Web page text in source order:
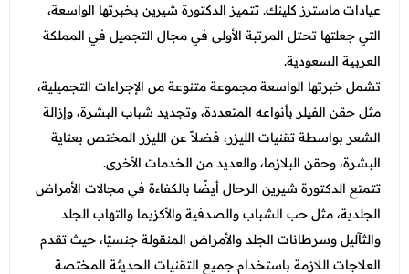
عيادات ماسترز كلينك. تتميز الدكتورة شيرين بخبرتها الواسعة،
التي جعلتها تحتل المرتبة الأولى في مجال التجميل في المملكة
العربية السعودية.
تشمل خبرتها الواسعة مجموعة متنوعة من الإجراءات التجميلية،
مثل حقن الفيلر بأنواعه المتعددة، وتجديد شباب البشرة، وإزالة
الشعر بواسطة تقنيات الليزر، فضلاً عن الليزر المختص بعناية
البشرة، وحقن البلازما، والعديد من الخدمات الأخرى.
تتمتع الدكتورة شيرين الرحال أيضًا بالكفاءة في مجالات الأمراض
الجلدية، مثل حب الشباب والصدفية والأكزيما والتهاب الجلد
والثآليل وسرطانات الجلد والأمراض المنقولة جنسيًا، حيث تقدم
العلاجات اللازمة باستخدام جميع التقنيات الحديثة المختصة